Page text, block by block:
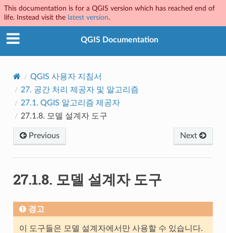
This documentation is for a QGIS version which has reached end of
life. Instead visit the latest version.
QGIS Documentation
QGIS 사용자 지침서
27. 공간 처리 제공자 및 알고리즘
27.1. QGIS 알고리즘 제공자
27.1.8. 모델 설계자 도구
Previous Next
27.1.8. 모델 설계자 도구
경고
이 도구들은 모델 설계자에서만 사용할 수 있습니다.